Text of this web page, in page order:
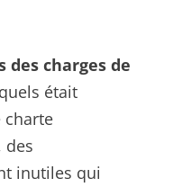
des charges de
était
charte
des
inutiles qui